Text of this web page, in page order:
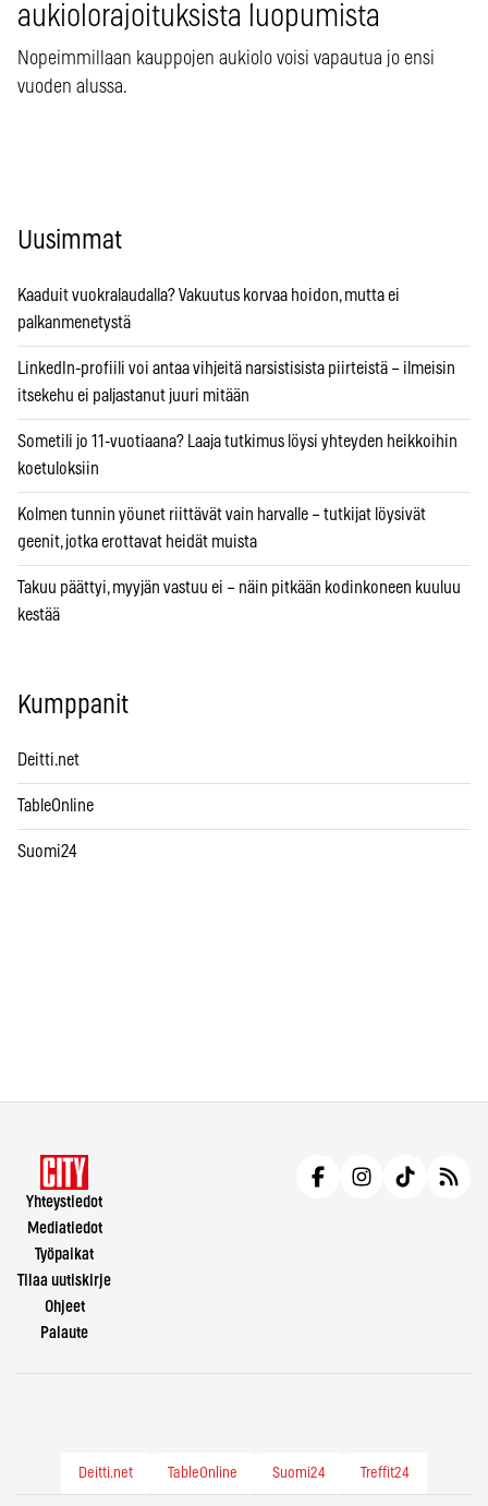
aukiolorajoituksista luopumista
Nopeimmillaan kauppojen aukiolo voisi vapautua jo ensi
vuoden alussa.
Uusimmat
Kaaduit vuokralaudalla? Vakuutus korvaa hoidon, mutta ei
palkanmenetystä
LinkedIn-profiili voi antaa vihjeitä narsistisista piirteistä – ilmeisin
itsekehu ei paljastanut juuri mitään
Sometili jo 11-vuotiaana? Laaja tutkimus löysi yhteyden heikkoihin
koetuloksiin
Kolmen tunnin yöunet riittävät vain harvalle – tutkijat löysivät
geenit, jotka erottavat heidät muista
Takuu päättyi, myyjän vastuu ei – näin pitkään kodinkoneen kuuluu
kestää
Kumppanit
Deitti.net
TableOnline
Suomi24
Yhteystiedot
Mediatiedot
Työpaikat
Tilaa uutiskirje
Ohjeet
Palaute
Deitti.net TableOnline Suomi24 Treffit24